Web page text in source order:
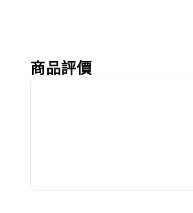
商品評價